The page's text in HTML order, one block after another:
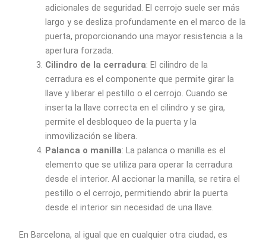
adicionales de seguridad. El cerrojo suele ser más
largo y se desliza profundamente en el marco de la
puerta, proporcionando una mayor resistencia a la
apertura forzada.
Cilindro de la cerradura: El cilindro de la
cerradura es el componente que permite girar la
llave y liberar el pestillo o el cerrojo. Cuando se
inserta la llave correcta en el cilindro y se gira,
permite el desbloqueo de la puerta y la
inmovilización se libera.
Palanca o manilla: La palanca o manilla es el
elemento que se utiliza para operar la cerradura
desde el interior. Al accionar la manilla, se retira el
pestillo o el cerrojo, permitiendo abrir la puerta
desde el interior sin necesidad de una llave.
En Barcelona, al igual que en cualquier otra ciudad, es